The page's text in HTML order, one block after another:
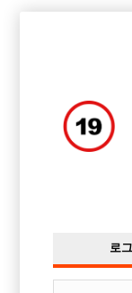
이력서등록
로
당사가 제공하는 구인